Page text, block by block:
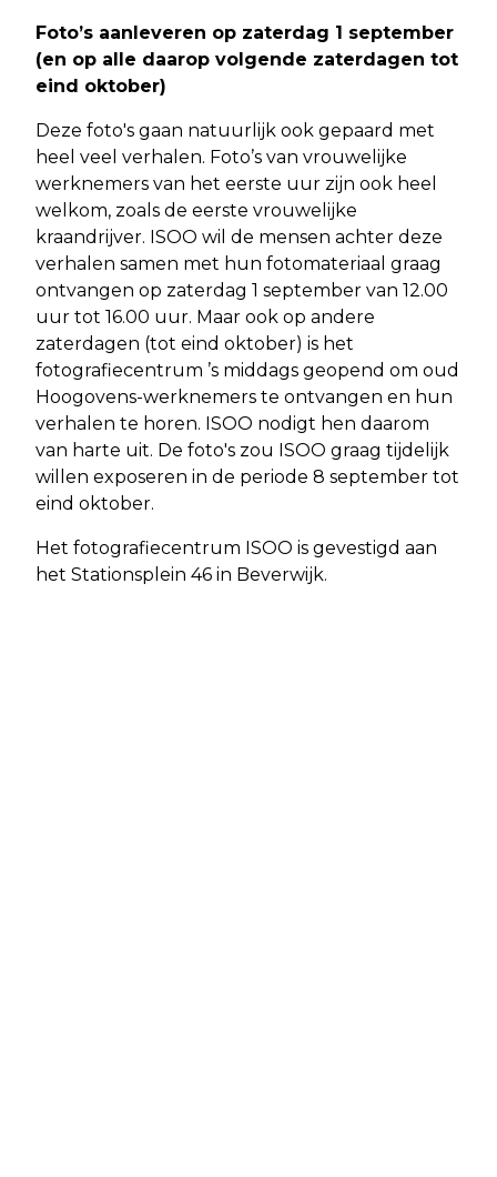
Foto’s aanleveren op zaterdag 1 september
(en op alle daarop volgende zaterdagen tot
eind oktober)
Deze foto's gaan natuurlijk ook gepaard met
heel veel verhalen. Foto’s van vrouwelijke
werknemers van het eerste uur zijn ook heel
welkom, zoals de eerste vrouwelijke
kraandrijver. ISOO wil de mensen achter deze
verhalen samen met hun fotomateriaal graag
ontvangen op zaterdag 1 september van 12.00
uur tot 16.00 uur. Maar ook op andere
zaterdagen (tot eind oktober) is het
fotografiecentrum ’s middags geopend om oud
Hoogovens-werknemers te ontvangen en hun
verhalen te horen. ISOO nodigt hen daarom
van harte uit. De foto's zou ISOO graag tijdelijk
willen exposeren in de periode 8 september tot
eind oktober.
Het fotografiecentrum ISOO is gevestigd aan
het Stationsplein 46 in Beverwijk.